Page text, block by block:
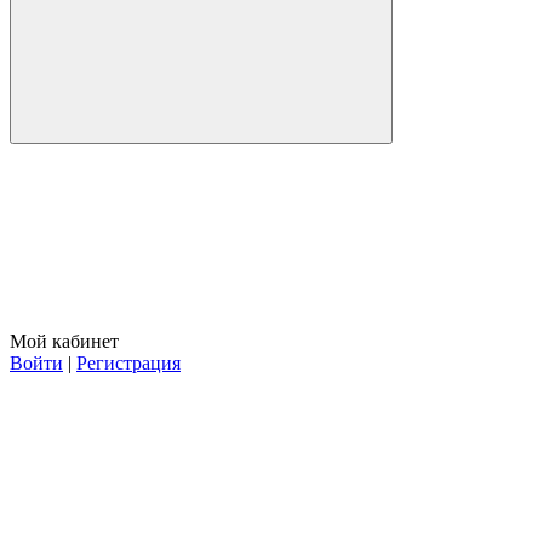
Мой кабинет
Войти | Регистрация